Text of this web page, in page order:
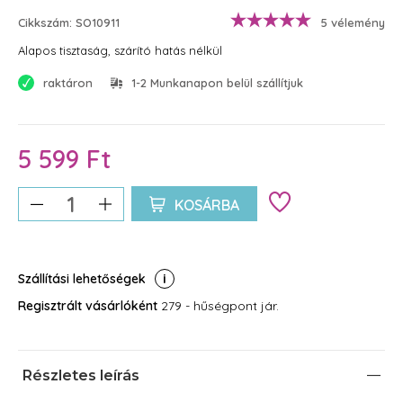
Részletes leírás
Cikkszám: SO10911
5 vélemény
Alapos tisztaság, szárító hatás nélkül
raktáron 1-2 Munkanapon belül szállítjuk
5 599 Ft
KOSÁRBA
Szállítási lehetőségek
Regisztrált vásárlóként 279 - hűségpont jár.